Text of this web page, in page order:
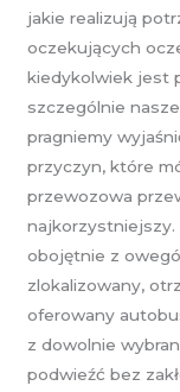
jakie realizują
oczekujących
kiedykolwiek jest
szczególnie
pragniemy
przyczyn, które
przewozowa
najkorzystniejszy.
obojętnie z
zlokalizowany,
oferowany
z dowolnie
podwieźć bez